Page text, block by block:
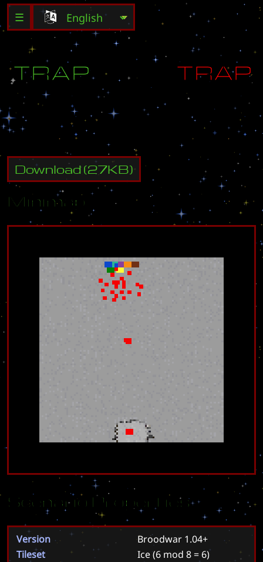
☰
TRÅP TRAP
Download(27KB)
Minimap
Scenario Properties
Version
Broodwar 1.04+
Tileset
Ice(6 mod 8 = 6)